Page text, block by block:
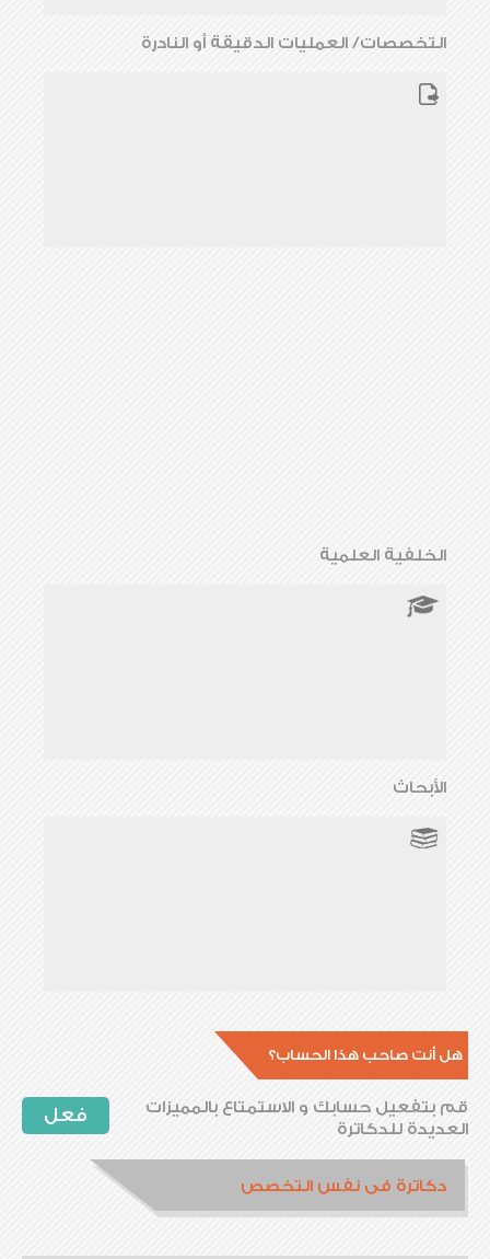
التخصصات/ العمليات الدقيقة أو النادرة
الخلفية العلمية
الأبحاث
هل أنت صاحب هذا الحساب؟
فعل
قم بتفعيل حسابك و الاستمتاع بالمميزات
العديدة للدكاترة
دكاترة فى نفس التخصص